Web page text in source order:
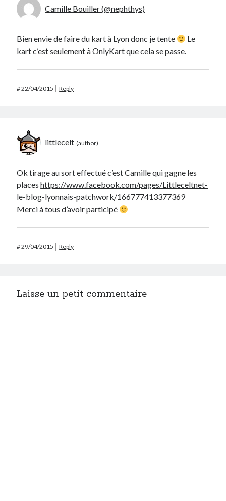
Camille Bouiller (@nephthys)
Bien envie de faire du kart à Lyon donc je tente
Le
kart c’est seulement à OnlyKart que cela se passe.
#22/04/2015 Reply
littlecelt
Ok tirage au sort effectué c’est Camille qui gagne les
placeshttps://www.facebook.com/pages/Littleceltnet-
le-blog-lyonnais-patchwork/166777413377369
Merci à tous d’avoir participé
#29/04/2015 Reply
Laisse un petit commentaire